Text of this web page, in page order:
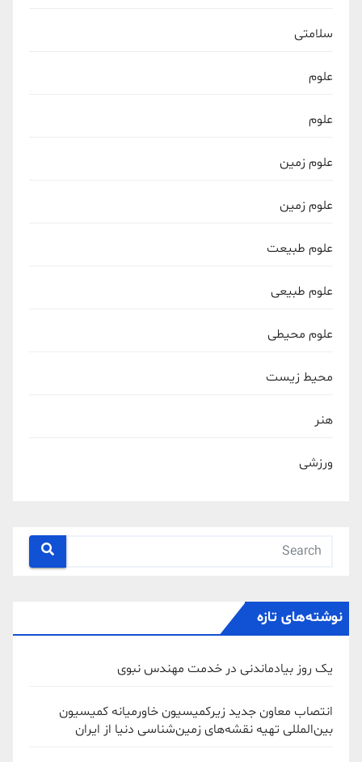
سلامتی
علوم
علوم
علوم زمین
علوم زمین
علوم طبیعت
علوم طبیعی
علوم محیطی
محیط زیست
هنر
ورزشی
نوشته‌های تازه
یک روز بیادماندنی در خدمت مهندس نبوی
انتصاب معاون جدید زیرکمیسیون خاورمیانه کمیسیون
بین‌المللی تهیه نقشه‌های زمین‌شناسی دنیا از ایران